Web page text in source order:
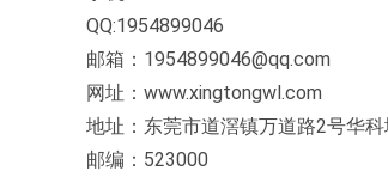
QQ:1954899046
邮箱：1954899046@qq.com
网址：www.xingtongwl.com
地址：东莞市道滘镇万道路2号华
邮编：523000